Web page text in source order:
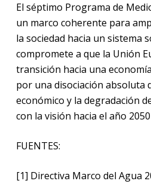
El séptimo Programa de
un marco coherente para
la sociedad hacia un sistema
compromete a que la Unión
transición hacia una
por una disociación absoluta
económico y la degradación
con la visión hacia el año
FUENTES:
[1] Directiva Marco del Agua